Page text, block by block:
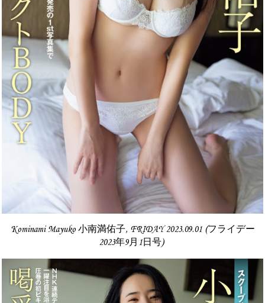
Kominami Mayuko 小南満佑子, FRIDAY 2023.09.01 (フライデー
2023年9月1日号)